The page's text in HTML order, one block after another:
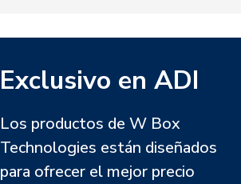
Exclusivo en ADI
Los productos de W Box
Technologies están diseñados
para ofrecer el mejor precio